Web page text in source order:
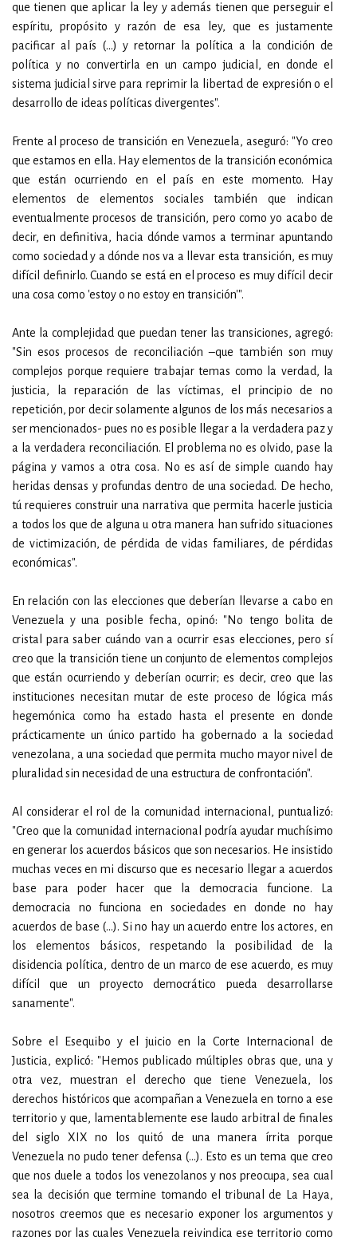
que tienen que aplicar la ley y además tienen que perseguir el
espíritu, propósito y razón de esa ley, que es justamente
pacificar al país (…) y retornar la política a la condición de
política y no convertirla en un campo judicial, en donde el
sistema judicial sirve para reprimir la libertad de expresión o el
desarrollo de ideas políticas divergentes".
Frente al proceso de transición en Venezuela, aseguró: "Yo creo
que estamos en ella. Hay elementos de la transición económica
que están ocurriendo en el país en este momento. Hay
elementos de elementos sociales también que indican
eventualmente procesos de transición, pero como yo acabo de
decir, en definitiva, hacia dónde vamos a terminar apuntando
como sociedad y a dónde nos va a llevar esta transición, es muy
difícil definirlo. Cuando se está en el proceso es muy difícil decir
una cosa como 'estoy o no estoy en transición'".
Ante la complejidad que puedan tener las transiciones, agregó:
"Sin esos procesos de reconciliación –que también son muy
complejos porque requiere trabajar temas como la verdad, la
justicia, la reparación de las víctimas, el principio de no
repetición, por decir solamente algunos de los más necesarios a
ser mencionados- pues no es posible llegar a la verdadera paz y
a la verdadera reconciliación. El problema no es olvido, pase la
página y vamos a otra cosa. No es así de simple cuando hay
heridas densas y profundas dentro de una sociedad. De hecho,
tú requieres construir una narrativa que permita hacerle justicia
a todos los que de alguna u otra manera han sufrido situaciones
de victimización, de pérdida de vidas familiares, de pérdidas
económicas".
En relación con las elecciones que deberían llevarse a cabo en
Venezuela y una posible fecha, opinó: "No tengo bolita de
cristal para saber cuándo van a ocurrir esas elecciones, pero sí
creo que la transición tiene un conjunto de elementos complejos
que están ocurriendo y deberían ocurrir; es decir, creo que las
instituciones necesitan mutar de este proceso de lógica más
hegemónica como ha estado hasta el presente en donde
prácticamente un único partido ha gobernado a la sociedad
venezolana, a una sociedad que permita mucho mayor nivel de
pluralidad sin necesidad de una estructura de confrontación".
Al considerar el rol de la comunidad internacional, puntualizó:
"Creo que la comunidad internacional podría ayudar muchísimo
en generar los acuerdos básicos que son necesarios. He insistido
muchas veces en mi discurso que es necesario llegar a acuerdos
base para poder hacer que la democracia funcione. La
democracia no funciona en sociedades en donde no hay
acuerdos de base (…). Si no hay un acuerdo entre los actores, en
los elementos básicos, respetando la posibilidad de la
disidencia política, dentro de un marco de ese acuerdo, es muy
difícil que un proyecto democrático pueda desarrollarse
sanamente".
Sobre el Esequibo y el juicio en la Corte Internacional de
Justicia, explicó: "Hemos publicado múltiples obras que, una y
otra vez, muestran el derecho que tiene Venezuela, los
derechos históricos que acompañan a Venezuela en torno a ese
territorio y que, lamentablemente ese laudo arbitral de finales
del siglo XIX no los quitó de una manera írrita porque
Venezuela no pudo tener defensa (…). Esto es un tema que creo
que nos duele a todos los venezolanos y nos preocupa, sea cual
sea la decisión que termine tomando el tribunal de La Haya,
nosotros creemos que es necesario exponer los argumentos y
razones por las cuales Venezuela reivindica ese territorio como